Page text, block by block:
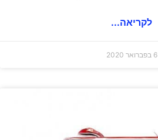
לקריאה...
6 בפברואר 2020